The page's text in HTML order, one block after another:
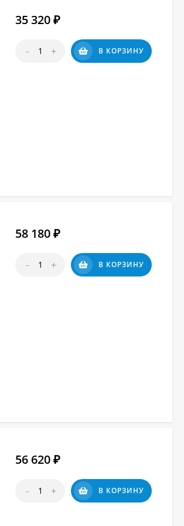
35 320 ₽
- + В КОРЗИНУ
58 180 ₽
- + В КОРЗИНУ
56 620 ₽
- + В КОРЗИНУ